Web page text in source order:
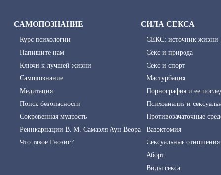
САМОПОЗНАНИЕ
Курс психологии
Напишите нам
Ключи к лучшей жизни
Самопознание
Медитация
Поиск безопасности
Сокровенная мудрость
Реинкарнации В. М. Самаэля Аун Веора
Что такое Гнозис?
СИЛА СЕКСА
СЕКС: источник жизни
Секс и природа
Секс и спорт
Мастурбация
Порнография и ее
Психоанализ и
Противозачаточные
Вазэктомия
Cексуальные отношения
Аборт
Виды секса